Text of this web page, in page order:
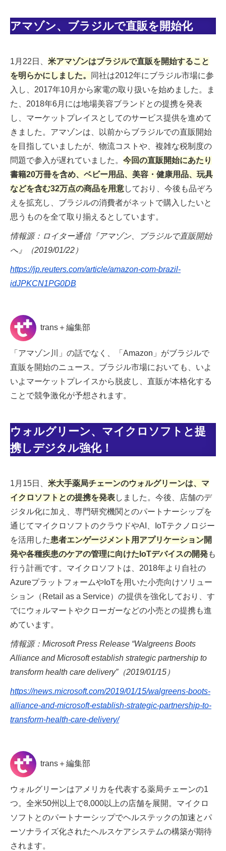
アマゾン、ブラジルで直販を開始化
1月22日、 米アマゾンはブラジルで直販を開始すること
を明らかにしました。
同社は2012年にブラジル市場に参
入し、2017年10月から家電の取り扱いを始めました。ま
た、2018年6月には地場美容ブランドとの提携を発表
し、マーケットプレイスとしてのサービス提供を進めて
きました。アマゾンは、以前からブラジルでの直販開始
を目指していましたが、物流コストや、複雑な税制度の
問題で参入が遅れていました。 今回の直販開始にあたり
書籍20万冊を含め、ベビー用品、美容・健康用品、玩具
などを含む32万点の商品を用意しており、今後も品ぞろ
えを拡充し、ブラジルの消費者がネットで購入したいと
思うものを全て取り揃えるとしています。
情報源：ロイター通信『アマゾン、ブラジルで直販開始
へ』（2019/01/22）
https://jp.reuters.com/article/amazon-com-brazil-
idJPKCN1PG0DB
trans＋編集部
「アマゾン川」の話でなく、「Amazon」がブラジルで
直販を開始のニュース。ブラジル市場においても、いよ
いよマーケットプレイスから脱皮し、直販が本格化する
ことで競争激化が予想されます。
ウォルグリーン、マイクロソフトと提
携しデジタル強化！
1月15日、 米大手薬局チェーンのウォルグリーンは、マ
イクロソフトとの提携を発表しました。今後、店舗のデ
ジタル化に加え、専門研究機関とのパートナーシップを
通じてマイクロソフトのクラウドやAI、IoTテクノロジー
を活用した患者エンゲージメント用アプリケーション開
発や各種疾患のケアの管理に向けたIoTデバイスの開発も
行う計画です。マイクロソフトは、2018年より自社の
AzureプラットフォームやIoTを用いた小売向けソリュー
ション（Retail as a Service）の提供を強化しており、す
でにウォルマートやクローガーなどの小売との提携も進
めています。
情報源：Microsoft Press Release “Walgreens Boots
Alliance and Microsoft establish strategic partnership to
transform health care delivery”（2019/01/15）
https://news.microsoft.com/2019/01/15/walgreens-boots-
alliance-and-microsoft-establish-strategic-partnership-to-
transform-health-care-delivery/
trans＋編集部
ウォルグリーンはアメリカを代表する薬局チェーンの1
つ。全米50州以上で8,000以上の店舗を展開。マイクロ
ソフトとのパートナーシップでヘルステックの加速とパ
ーソナライズ化されたヘルスケアシステムの構築が期待
されます。